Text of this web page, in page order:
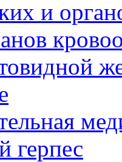
и
герпес